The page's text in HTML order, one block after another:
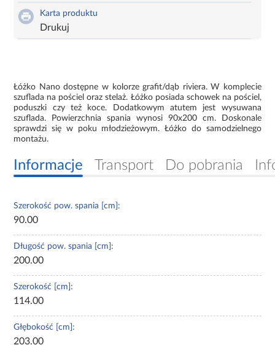
Karta produktu
Drukuj
Łóżko Nano dostępne w kolorze grafit/dąb riviera. W komplecie
szuflada na pościel oraz stelaż. Łóżko posiada schowek na pościel,
poduszki czy też koce. Dodatkowym atutem jest wysuwana
szuflada. Powierzchnia spania wynosi 90x200 cm. Doskonale
sprawdzi się w poku młodzieżowym. Łóżko do samodzielnego
montażu.
Informacje Transport Do pobrania
Szerokość pow. spania [cm]:
90.00
Długość pow. spania [cm]:
200.00
Szerokość [cm]:
114.00
Głębokość [cm]:
203.00